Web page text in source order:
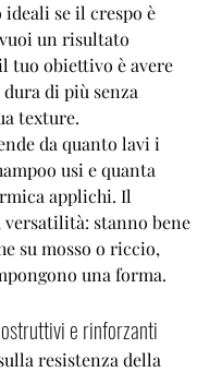
se il crespo è
un risultato
tuo obiettivo è avere
di più senza
texture.
da quanto lavi i
usi e quanta
applichi. Il
versatilità: stanno bene
su mosso o riccio,
una forma.
e rinforzanti
resistenza della